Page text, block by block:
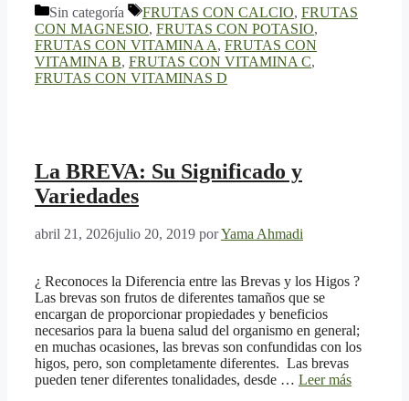
Categorías
Sin categoría Etiquetas
FRUTAS CON CALCIO, FRUTAS
CON MAGNESIO, FRUTAS CON POTASIO,
FRUTAS CON VITAMINA A, FRUTAS CON
VITAMINA B, FRUTAS CON VITAMINA C,
FRUTAS CON VITAMINAS D
La BREVA: Su Significado y
Variedades
abril 21, 2026julio 20, 2019 porYama Ahmadi
¿ Reconoces la Diferencia entre las Brevas y los Higos ?
Las brevas son frutos de diferentes tamaños que se
encargan de proporcionar propiedades y beneficios
necesarios para la buena salud del organismo en general;
en muchas ocasiones, las brevas son confundidas con los
higos, pero, son completamente diferentes. Las brevas
pueden tener diferentes tonalidades, desde … Leer más